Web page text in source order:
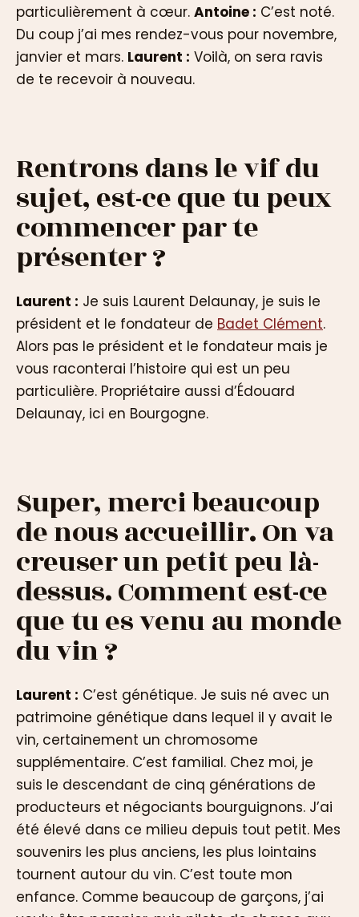
particulièrement à cœur. Antoine : C’est noté.
Du coup j’ai mes rendez-vous pour novembre,
janvier et mars. Laurent : Voilà, on sera ravis
de te recevoir à nouveau.
Rentrons dans le vif du
sujet, est-ce que tu peux
commencer par te
présenter ?
Laurent : Je suis Laurent Delaunay, je suis le
président et le fondateur de Badet Clément.
Alors pas le président et le fondateur mais je
vous raconterai l’histoire qui est un peu
particulière. Propriétaire aussi d’Édouard
Delaunay, ici en Bourgogne.
Super, merci beaucoup
de nous accueillir. On va
creuser un petit peu là-
dessus. Comment est-ce
que tu es venu au monde
du vin ?
Laurent : C’est génétique. Je suis né avec un
patrimoine génétique dans lequel il y avait le
vin, certainement un chromosome
supplémentaire. C’est familial. Chez moi, je
suis le descendant de cinq générations de
producteurs et négociants bourguignons. J’ai
été élevé dans ce milieu depuis tout petit. Mes
souvenirs les plus anciens, les plus lointains
tournent autour du vin. C’est toute mon
enfance. Comme beaucoup de garçons, j’ai